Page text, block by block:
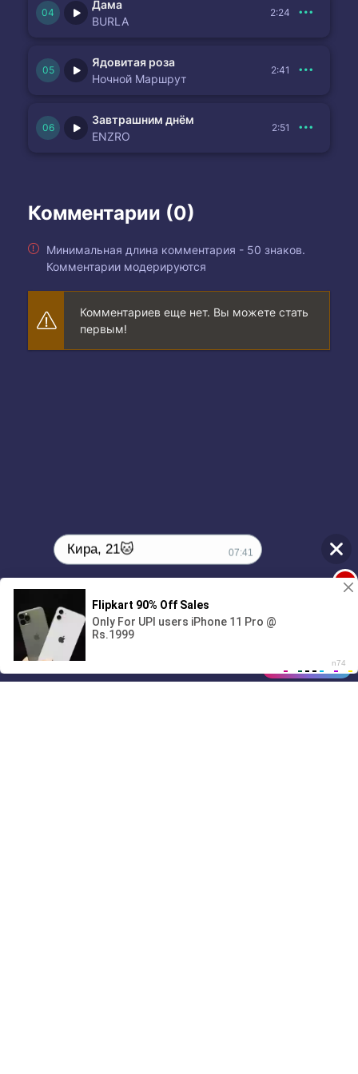
Дама
BURLA
2:24
Ядовитая роза
Ночной Маршрут
2:41
Завтрашним днём
ENZRO
2:51
Комментарии (0)
Минимальная длина комментария - 50 знаков.
Комментарии модерируются
Комментариев еще нет. Вы можете стать
первым!
01/07
00:00
Кира, 21🐱 07:41
1